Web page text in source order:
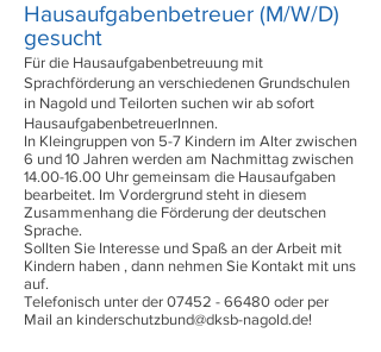
Hausaufgabenbetreuer (M/W/D)
gesucht
Für die Hausaufgabenbetreuung mit
Sprachförderung an verschiedenen Grundschulen
in Nagold und Teilorten suchen wir ab sofort
HausaufgabenbetreuerInnen.
In Kleingruppen von 5-7 Kindern im Alter zwischen
6 und 10 Jahren werden am Nachmittag zwischen
14.00-16.00 Uhr gemeinsam die Hausaufgaben
bearbeitet. Im Vordergrund steht in diesem
Zusammenhang die Förderung der deutschen
Sprache.
Sollten Sie Interesse und Spaß an der Arbeit mit
Kindern haben , dann nehmen Sie Kontakt mit uns
auf.
Telefonisch unter der 07452 - 66480 oder per
Mail an kinderschutzbund@dksb-nagold.de!